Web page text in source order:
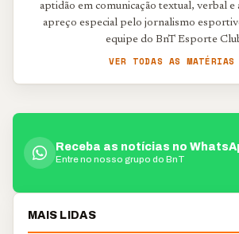
aptidão em comunicação textual, verbal e
apreço especial pelo jornalismo
equipe do BnT Esporte
VER TODAS AS
Receba as notícias no
Entre no nosso grupo do BnT
MAIS LIDAS